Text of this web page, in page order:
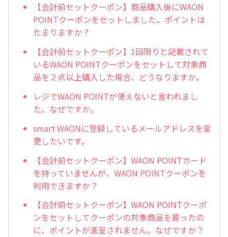
【会計前セットクーポン】商品購入後にWAON
POINTクーポンをセットしました。ポイントは
たまりますか？
【会計前セットクーポン】1回限りと記載されて
いるWAON POINTクーポンをセットして対象商
品を２点以上購入した場合、どうなりますか。
レジでWAON POINTが使えないと言われまし
た。なぜですか。
smart WAONに登録しているメールアドレスを変
更したいです。
【会計前セットクーポン】WAON POINTカード
を持っていませんが、WAON POINTクーポンを
利用できますか？
【会計前セットクーポン】WAON POINTクーポ
ンをセットしてクーポンの対象商品を買ったの
に、ポイントが進呈されません。なぜですか？